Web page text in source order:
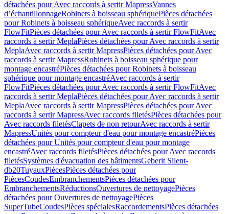
détachées pour Avec raccords à sertir MapressVannes
d’échantillonnageRobinets à boisseau sphériquePièces détachées
pour Robinets à boisseau sphériqueAvec raccords à sertir
FlowFitPièces détachées pour Avec raccords à sertir FlowFitAvec
raccords à sertir MeplaPièces détachées pour Avec raccords à sertir
MeplaAvec raccords à sertir MapressPièces détachées pour Avec
raccords à sertir MapressRobinets à boisseau sphérique pour
montage encastréPièces détachées pour Robinets à boisseau
sphérique pour montage encastréAvec raccords à sertir
FlowFitPièces détachées pour Avec raccords à sertir FlowFitAvec
raccords à sertir MeplaPièces détachées pour Avec raccords à sertir
MeplaAvec raccords à sertir MapressPièces détachées pour Avec
raccords à sertir MapressAvec raccords filetésPièces détachées pour
Avec raccords filetésClapets de non retourAvec raccords à sertir
MapressUnités pour compteur d'eau pour montage encastréPièces
détachées pour Unités pour compteur d'eau pour montage
encastréAvec raccords filetésPièces détachées pour Avec raccords
filetésSystèmes d'évacuation des bâtimentsGeberit Silent-
db20TuyauxPiècesPièces détachées pour
PiècesCoudesEmbranchementsPièces détachées pour
EmbranchementsRéductionsOuvertures de nettoyagePièces
détachées pour Ouvertures de nettoyagePièces
SuperTubeCoudesPièces spécialesRaccordementsPièces détachées